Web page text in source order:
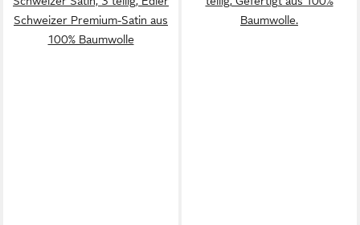
Schweizer Premium-Satin aus
100% Baumwolle
Baumwolle.